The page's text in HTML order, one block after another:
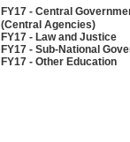
FY17 - Central
(Central Agencies)
FY17 - Law and Justice
FY17 - Sub-National
FY17 - Other Education